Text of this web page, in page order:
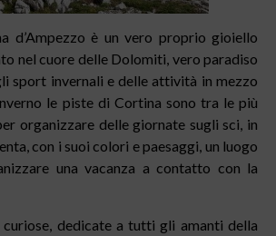
d’Ampezzo è un vero proprio gioiello
nel cuore delle Dolomiti, vero paradiso
sport invernali e delle attività in mezzo
le piste di Cortina sono tra le più
organizzare delle giornate sugli sci, in
con i suoi colori e paesaggi, un luogo
una vacanza a contatto con la
dedicate a tutti gli amanti della